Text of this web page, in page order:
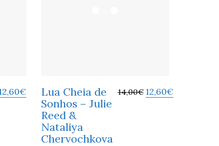
€
Lua Cheia de
Sonhos – Julie
Reed &
Nataliya
Chervochkova
14,00€ 12,60€